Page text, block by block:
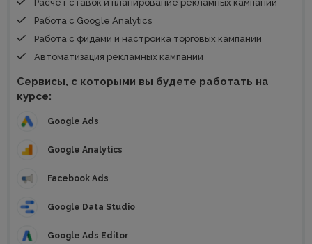
Расчет ставок и планирование рекламных кампаний
Работа с Google Analytics
Работа с фидами и настройка торговых кампаний
Автоматизация рекламных кампаний
Сервисы, с которыми вы будете работать на
курсе:
Google Ads
Google Analytics
Facebook Ads
Google Data Studio
Google Ads Editor